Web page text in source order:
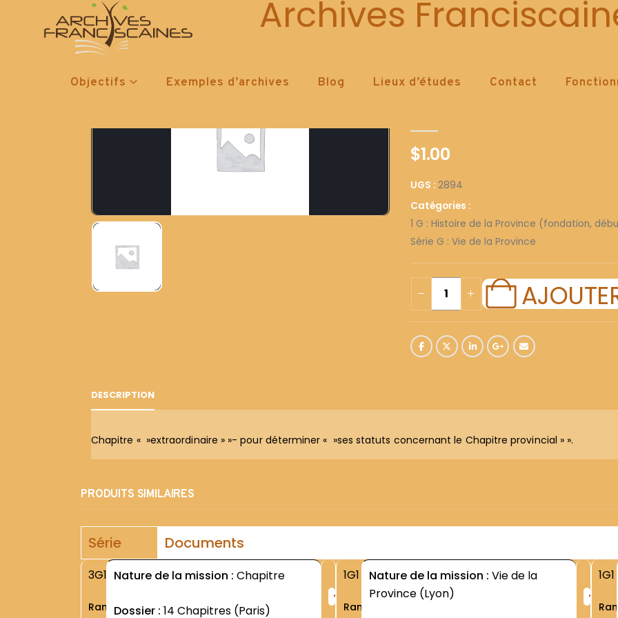
Archives
Objectifs Exemples d’archives Blog Lieux d’études Contact
2894
$1.00
UGS : 2894
Catégories :
1 G : Histoire de la Province (fondation,
Série G : Vie de la Province
DESCRIPTION
Chapitre « »extraordinaire » »- pour déterminer « »ses statuts concernant le Chapitre provincial » ».
PRODUITS SIMILAIRES
Série Documents
3G1
Rang
Nature de la mission : Chapitre
Dossier : 14 Chapitres (Paris) +
1G1
Rang
Nature de la mission : Vie de la
Province (Lyon)
+
1G1
Rang